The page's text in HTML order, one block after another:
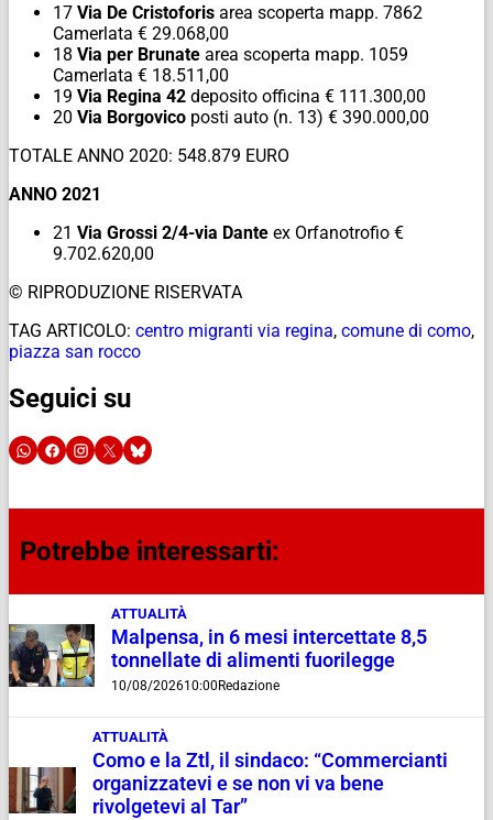
17 Via De Cristoforis area scoperta mapp. 7862
Camerlata € 29.068,00
18 Via per Brunate area scoperta mapp. 1059
Camerlata € 18.511,00
19 Via Regina 42 deposito officina € 111.300,00
20 Via Borgovico posti auto (n. 13) € 390.000,00
TOTALE ANNO 2020: 548.879 EURO
ANNO 2021
21 Via Grossi 2/4-via Dante ex Orfanotrofio €
9.702.620,00
© RIPRODUZIONE RISERVATA
TAG ARTICOLO: centro migranti via regina, comune di como,
piazza san rocco
Seguici su
Potrebbe interessarti:
ATTUALITÀ
Malpensa, in 6 mesi intercettate 8,5
tonnellate di alimenti fuorilegge
10/08/202610:00 Redazione
ATTUALITÀ
Como e la Ztl, il sindaco: “Commercianti
organizzatevi e se non vi va bene
rivolgetevi al Tar”